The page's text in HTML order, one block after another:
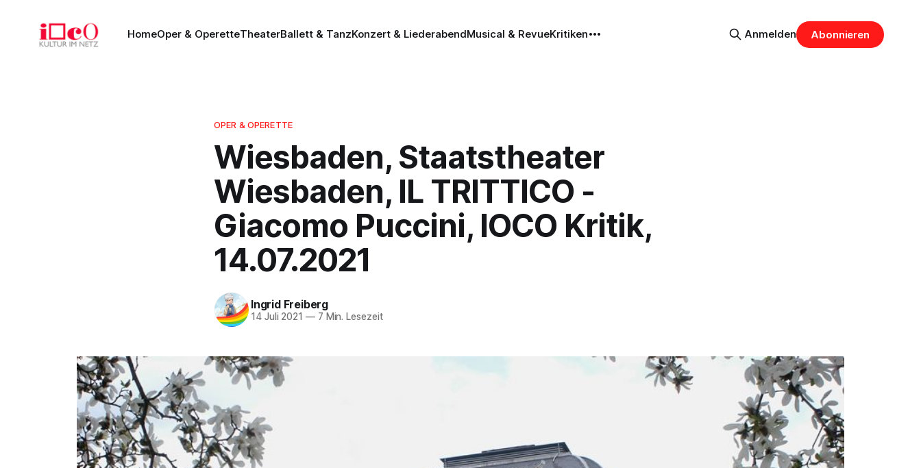
HomeOper & OperetteTheaterBallett & TanzKonzert & LiederabendMusical & RevueKritiken Anmelden Abonnieren
OPER & OPERETTE
Wiesbaden, Staatstheater
Wiesbaden, IL TRITTICO -
Giacomo Puccini, IOCO Kritik,
14.07.2021
Ingrid Freiberg
14 Juli 2021 —7 Min. Lesezeit